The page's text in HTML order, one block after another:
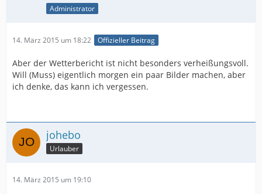
Administrator
14. März 2015 um 18:22 Offizieller Beitrag
Aber der Wetterbericht ist nicht besonders verheißungsvoll.
Will (Muss) eigentlich morgen ein paar Bilder machen, aber
ich denke, das kann ich vergessen.
johebo
Urlauber
14. März 2015 um 19:10